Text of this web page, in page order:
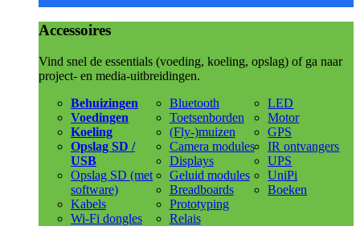
Accessoires
Vind snel de essentials (voeding, koeling, opslag) of ga naar
project- en media-uitbreidingen.
Behuizingen
Voedingen
Koeling
Opslag SD /
USB
Opslag SD (met
software)
Kabels
Wi-Fi dongles
Bluetooth
Toetsenborden
(Fly-)muizen
Camera modules
Displays
Geluid modules
Breadboards
Prototyping
Relais
LED
Motor
GPS
IR ontvangers
UPS
UniPi
Boeken